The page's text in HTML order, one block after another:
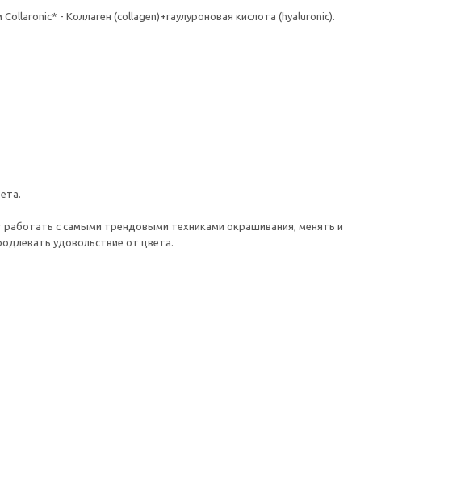
- Коллаген (collagen)+гаулуроновая кислота (hyaluronic).
работать с самыми трендовыми техниками окрашивания, менять и
удовольствие от цвета.